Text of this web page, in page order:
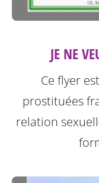
JE NE
Ce flyer
prostituées
relation